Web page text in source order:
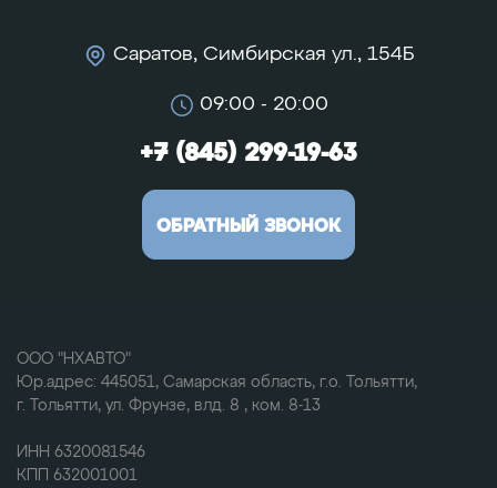
Саратов, Симбирская ул., 154Б
+7 (845) 299-19-63
09:00 - 20:00
ОБРАТНЫЙ ЗВОНОК
ООО "НХАВТО"
Юр.адрес: 445051, Самарская область, г.о. Тольятти,
г. Тольятти, ул. Фрунзе, влд. 8 , ком. 8-13
ИНН 6320081546
КПП 632001001